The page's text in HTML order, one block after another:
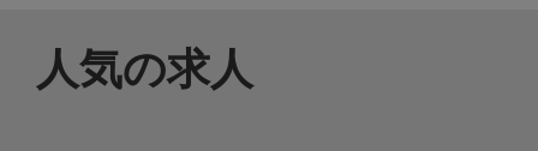
人気の求人